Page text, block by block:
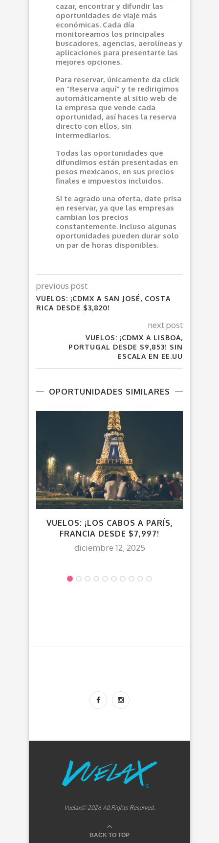
cazar, encontrar y difundir las
oportunidades de viaje más
económicas. Cada día
monitoreamos los principales
buscadores, agencias, aerolíneas y
aplicaciones para presentarte las
mejores opciones.
Para reservar, únicamente da click
en “Reserva aquí” y te redirigimos
automáticamente al sitio web de
la empresa que vende cada
oportunidad, así haces la reserva
directo con ellos, sin
intermediarios.
Todas las oportunidades que
difundimos están presentadas en
pesos mexicanos, en sus precios
finales e impuestos incluidos.
Si te agrado una oferta, date prisa
en reservar, ya que las empresas
cambian los precios
constantemente. Incluso algunas
oportunidades pueden durar solo
un par de horas disponibles.
previous post
VUELOS: ¡CDMX A SAN JOSÉ, COSTA
RICA DESDE $3,820!
next post
VUELOS: ¡CDMX A LISBOA,
PORTUGAL DESDE $9,853! SIN
ESCALA EN EE.UU
OPORTUNIDADES SIMILARES
VUELOS: ¡LOS CABOS A PARÍS,
FRANCIA DESDE $7,997!
diciembre 12, 2025
Vuelax© 2026 All Rights Reserved.
BACK TO TOP